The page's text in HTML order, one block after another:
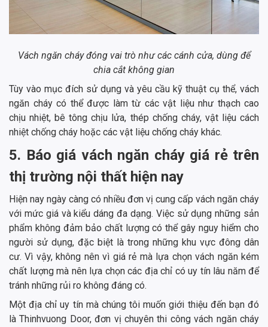
Vách ngăn cháy đóng vai trò như các cánh cửa, dùng để
chia cắt không gian
Tùy vào mục đích sử dụng và yêu cầu kỹ thuật cụ thể, vách
ngăn cháy có thể được làm từ các vật liệu như thạch cao
chịu nhiệt, bê tông chịu lửa, thép chống cháy, vật liệu cách
nhiệt chống cháy hoặc các vật liệu chống cháy khác.
5. Báo giá vách ngăn cháy giá rẻ trên
thị trường nội thất hiện nay
Hiện nay ngày càng có nhiều đơn vị cung cấp vách ngăn cháy
với mức giá và kiểu dáng đa dạng. Việc sử dụng những sản
phẩm không đảm bảo chất lượng có thể gây nguy hiểm cho
người sử dụng, đặc biệt là trong những khu vực đông dân
cư. Vì vậy, không nên vì giá rẻ mà lựa chọn vách ngăn kém
chất lượng mà nên lựa chọn các địa chỉ có uy tín lâu năm để
tránh những rủi ro không đáng có.
Một địa chỉ uy tín mà chúng tôi muốn giới thiệu đến bạn đó
là Thinhvuong Door, đơn vị chuyên thi công vách ngăn cháy